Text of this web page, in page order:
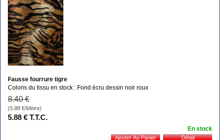
Fausse fourrure tigre
Coloris du tissu en stock : Fond écru dessin noir roux
8.40 €
(5.88 €/Mètre)
5.88 € T.T.C.
En stock